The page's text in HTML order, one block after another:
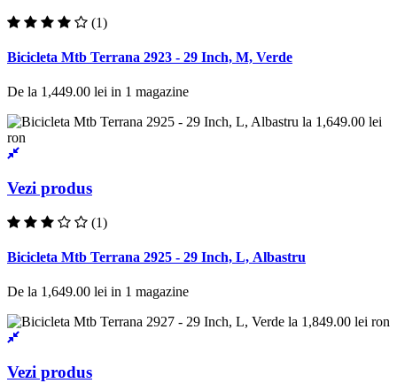
(1)
Bicicleta Mtb Terrana 2923 - 29 Inch, M, Verde
De la 1,449.00 lei in 1 magazine
Vezi produs
(1)
Bicicleta Mtb Terrana 2925 - 29 Inch, L, Albastru
De la 1,649.00 lei in 1 magazine
Vezi produs